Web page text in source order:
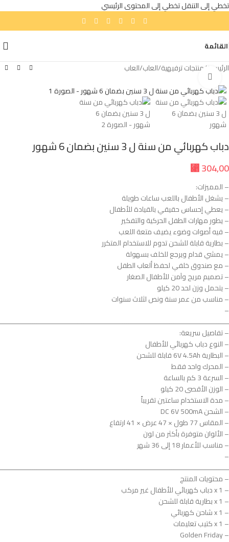
تخطي إلى التنقلتخطي إلى المحتوى الرئيسي
القائمة
الرئيسية/منتجات ترفيهية/العاب/العاب
دباب كهربائي من سنة ل 3 سنين بضمان 6 شهور
⃁304,00
– المميزات:
– يشغل الأطفال باللعب ساعات طويلة
– يعطي إحساس حقيقي بالقيادة للأطفال
– يطور مهارات الطفل الحركية والتفكير
– فيه أصوات وضوء يضيف متعة اللعب
– بطارية قابلة للشحن تدوم للاستخدام المتكرر
– يمشي قدام ويرجع للخلف بسهولة
– مع صندوق خلفي لحفظ ألعاب الطفل
– تصميم مريح وآمن للأطفال الصغار
– يتحمل وزن لحد 20 كيلو
– مناسب من عمر سنة ونص لثلاث سنوات
–
– تفاصيل سريعة:
– النوع دباب كهربائي للأطفال
– البطارية 6V 4.5Ah قابلة للشحن
– المحرك واحد فقط
– السرعة 3 كم بالساعة
– الوزن الأقصى 20 كيلو
– مدة الاستخدام ساعتين تقريباً
– الشحن DC 6V 500mA
– المقاس 77 طول × 47 عرض × 41 ارتفاع
– الألوان متوفرة بأكثر من لون
– مناسب للأعمار 18 إلى 36 شهر
–
– محتويات المنتج
– 1 x دباب كهربائي للأطفال غير مركب
– 1 x بطارية قابلة للشحن
– 1 x شاحن كهربائي
– 1 x كتيب تعليمات
– Golden Friday